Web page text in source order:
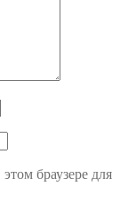
браузере для